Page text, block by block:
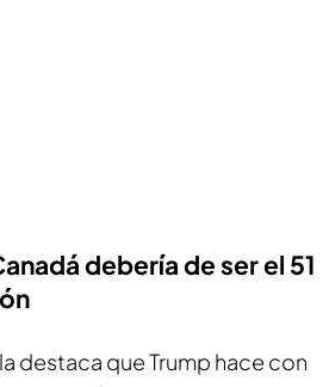
debería de ser el 51
destaca que Trump hace con